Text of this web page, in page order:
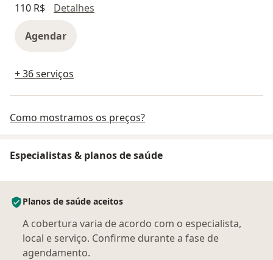
110 R$
Detalhes
Agendar
+ 36 serviços
Como mostramos os preços?
Especialistas & planos de saúde
Planos de saúde aceitos
A cobertura varia de acordo com o especialista,
local e serviço. Confirme durante a fase de
agendamento.